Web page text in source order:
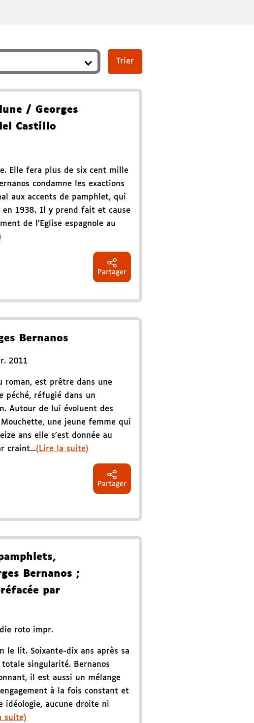
/ Georges
Castillo
Elle fera plus de six cent mille
condamne les exactions
aux accents de pamphlet, qui
1938. Il y prend fait et cause
de l'Eglise espagnole au
Partager
Bernanos
2011
roman, est prêtre dans une
péché, réfugié dans un
Autour de lui évoluent des
une jeune femme qui
ans elle s’est donnée au
craint...(Lire la suite)
Partager
Bernanos ;
par
roto impr.
le lit. Soixante-dix ans après sa
singularité. Bernanos
il est aussi un mélange
à la fois constant et
idéologie, aucune droite ni
suite)